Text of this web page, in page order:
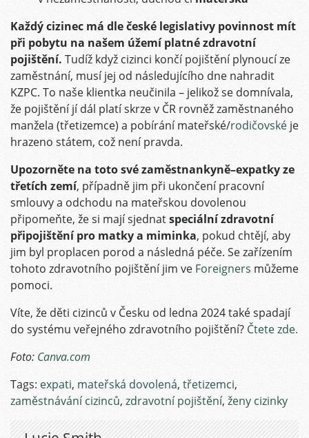
Každý cizinec má dle české legislativy povinnost mít
při pobytu na našem úžemí platné zdravotní
pojištění. Tudíž když cizinci končí pojištění plynoucí ze
zaměstnání, musí jej od následujícího dne nahradit
KZPC. To naše klientka neučinila – jelikož se domnívala,
že pojištění jí dál platí skrze v ČR rovněž zaměstnaného
manžela (třetizemce) a pobírání mateřské/rodičovské je
hrazeno státem, což není pravda.
Upozorněte na toto své zaměstnankyně–expatky ze
třetích zemí, případně jim při ukončení pracovní
smlouvy a odchodu na mateřskou dovolenou
připomeňte, že si mají sjednatspeciální zdravotní
připojištění pro matky a miminka, pokud chtějí, aby
jim byl proplacen porod a následná péče. Se zařízením
tohoto zdravotního pojištění jim ve Foreigners můžeme
pomoci.
Víte, že děti cizinců v Česku od ledna 2024 také spadají
do systému veřejného zdravotního pojištění? Čtete zde.
Foto: Canva.com
Tags: expati, mateřská dovolená, třetizemci,
zaměstnávání cizinců, zdravotní pojištění, ženy cizinky